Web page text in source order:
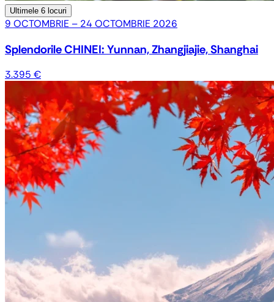
Ultimele 6 locuri
9 OCTOMBRIE – 24 OCTOMBRIE 2026
Splendorile CHINEI: Yunnan, Zhangjiajie, Shanghai
3.395 €